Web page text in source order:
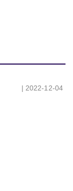
| 2022-12-04